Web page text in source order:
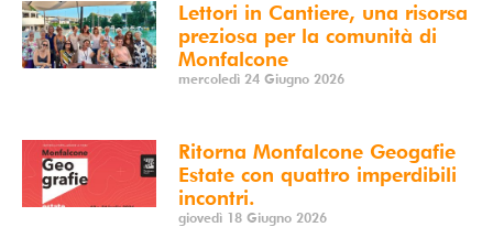
Lettori in Cantiere, una risorsa
preziosa per la comunità di
Monfalcone
mercoledì 24 Giugno 2026
Ritorna Monfalcone Geogafie
Estate con quattro imperdibili
incontri.
giovedì 18 Giugno 2026